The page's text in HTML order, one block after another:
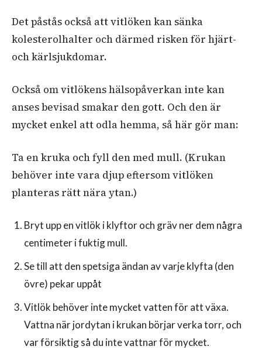
Det påstås också att vitlöken kan sänka
kolesterolhalter och därmed risken för hjärt-
och kärlsjukdomar.
Också om vitlökens hälsopåverkan inte kan
anses bevisad smakar den gott. Och den är
mycket enkel att odla hemma, så här gör man:
Ta en kruka och fyll den med mull. (Krukan
behöver inte vara djup eftersom vitlöken
planteras rätt nära ytan.)
Bryt upp en vitlök i klyftor och gräv ner dem några
centimeter i fuktig mull.
Se till att den spetsiga ändan av varje klyfta (den
övre) pekar uppåt
Vitlök behöver inte mycket vatten för att växa.
Vattna när jordytan i krukan börjar verka torr, och
var försiktig så du inte vattnar för mycket.